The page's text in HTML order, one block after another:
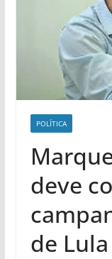
POLÍ­TICA
deve
de Lula